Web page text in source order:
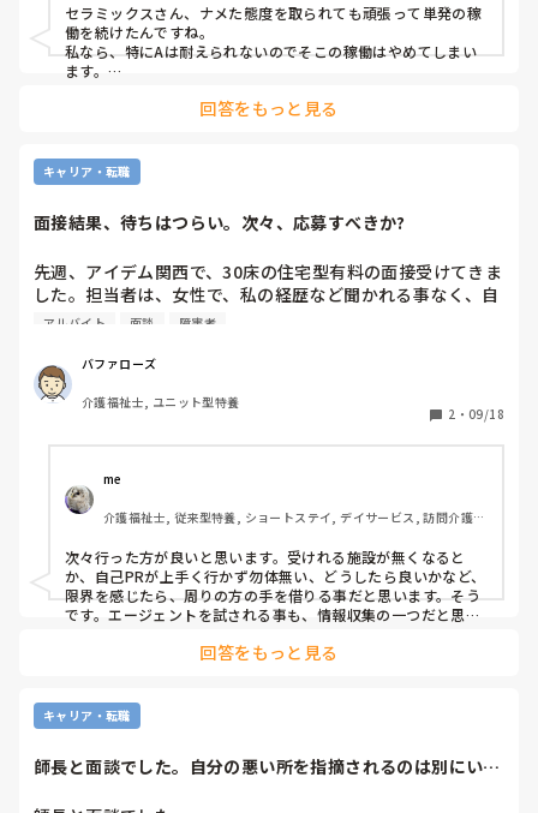
末路→派遣会社へ報告され、本社から事業所へ連絡が入る。
面談と注意・指導を受けるも、管理者や上長が来たときだ
私の亡父は中央官庁から民間企業へ転職。民間企業から起業
を行った。幼い頃から世の中の仕組みを教えられたが、口を
ということだった。人を軽んじナメた態度や言動、行動を行
なった結果、多くの人間はそのしっぺ返しを受けることにな
た。これからも、人を軽んじたり、ナメたりしないように私
は生きていくつもりだ。
セラミックスさん、ナメた態度を取られても頑張って単発の稼
働を続けたんですね。
私なら、特にAは耐えられないのでそこの稼働はやめてしまい
ます。
キチンと注意、指導する良い責任者がいる施設なのですね。意
確かに単発などの派遣社員はナメられやすい、平気で嫌なこと
設で、単発に対しておかしな言動が目立ち始めてからは、いつ
までも募集が残っており、それも人をナメた結果なのかなと思
っています。
な事やられて尻拭いさせられ、仕事を増やされた事もありま
す。
お互い、「人をナメてはいけない」
回答をもっと見る
キャリア・転職
面接結果、待ちはつらい。次々、応募すべきか?
先週、アイデム関西で、30床の住宅型有料の面接受けてきま
した。担当者は、女性で、私の経歴など聞かれる事なく、自
分の勤めていた病院は、こうだったとか、面談みたいな感じ
居者の事、コロナ対応など質問しました。
スタッフも挨拶され、お茶まで出て悪くはない感じでした
が、結果20日以降で待ちきれず、金曜日、特養の面接、受け
引越しが、1月末まで控えており、仕事決まったら不動産が
連絡下さい。と言われてます。
次々に電話して応募したいところですが、応募できる通勤範
囲、施設が減っていく事になり、悩ましいところです。
派遣、紹介会社使うと、カネかかるようで使ってません。
あまり良くない施設多いみたいで。
今まで特養、老健15年やってきたので、業務の事、流れ分か
ジュール通り、訪問介護にシフトすると戸惑い不安隠せませ
ん。最近、医療特化型とか障害者の入居者もちらほらいると
アルバイト 面談 障害者
バファローズ
介護福祉士, ユニット型特養
2 ・ 09/18
me
介護福祉士, 従来型特養, ショートステイ, デイサービス, 訪問介護,
次々行った方が良いと思います。受けれる施設が無くなると
か、自己PRが上手く行かず勿体無い、どうしたら良いかなど、
限界を感じたら、周りの方の手を借りる事だと思います。そう
です。エージェントを試される事も、情報収集の一つだと思い
が、面接や自己PRの指導もありました。(エージェントにより
違いがあります)いつから(いつ迄に)働きたいという希望は、バ
なりました。
回答をもっと見る
キャリア・転職
師長と面談でした。自分の悪い所を指摘されるのは別にいい